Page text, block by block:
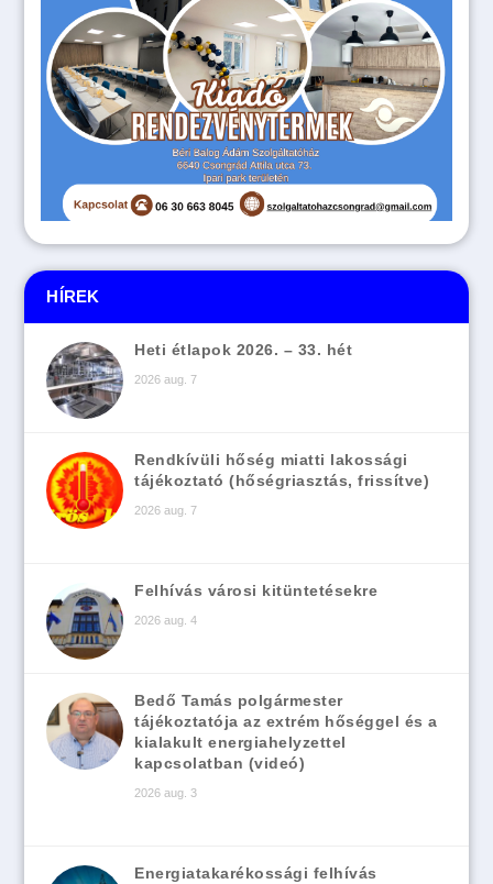
HÍREK
Heti étlapok 2026. – 33. hét
2026 aug. 7
Rendkívüli hőség miatti lakossági
tájékoztató (hőségriasztás, frissítve)
2026 aug. 7
Felhívás városi kitüntetésekre
2026 aug. 4
Bedő Tamás polgármester
tájékoztatója az extrém hőséggel és a
kialakult energiahelyzettel
kapcsolatban (videó)
2026 aug. 3
Energiatakarékossági felhívás